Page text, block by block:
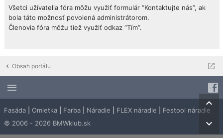
Všetci užívatelia fóra môžu využiť formulár “Kontaktujte nás”, ak
bola táto možnosť povolená administrátorom.
Členovia fóra môžu tiež využiť odkaz “Tím”.
Obsah portálu
Fasáda Omietka Farba Náradie FLEX náradie
Festool náradie
© 2006 - 2026 BMWklub.sk